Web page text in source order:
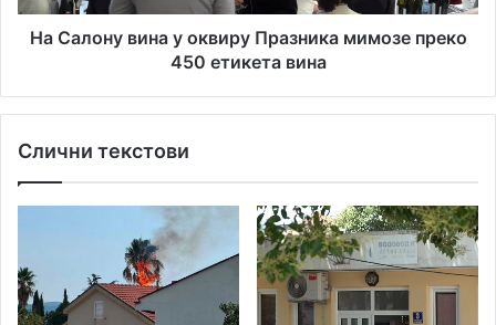
у
ј
т
ц
е
г
в
к
П
р
а
На Салону вина у оквиру Празника мимозе преко
450 етикета вина
Слични текстови